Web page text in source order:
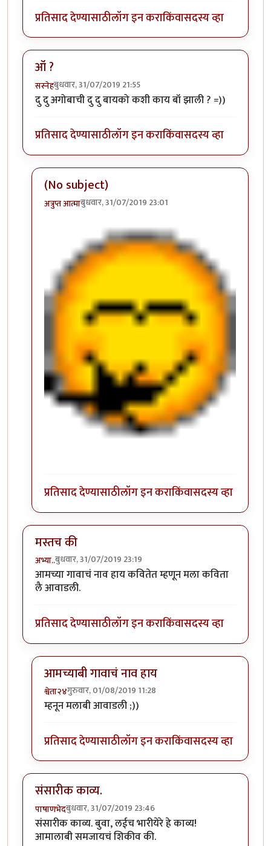
प्रतिसाद देण्यासाठीलॉग इन कराकिंवासदस्य व्हा
ऑं ?
सस्नेहबुधवार, 31/07/2019 21:55
दु दु अगोबाची दु दु बायको कशी काय बॉ झाली ? =))
प्रतिसाद देण्यासाठीलॉग इन कराकिंवासदस्य व्हा
(No subject)
अत्रुप्त आत्माबुधवार, 31/07/2019 23:01
प्रतिसाद देण्यासाठीलॉग इन कराकिंवासदस्य व्हा
मस्तच की
अभ्या..बुधवार, 31/07/2019 23:19
आमच्या गावाचं नाव हाय कवितेत म्हणून मला कविता
लै आवाडली.
प्रतिसाद देण्यासाठीलॉग इन कराकिंवासदस्य व्हा
आमच्याबी गावाचं नाव हाय
श्वेता२४गुरुवार, 01/08/2019 11:28
In reply toमस्तच कीby
म्हनून मलाबी आवाडली ;))
प्रतिसाद देण्यासाठीलॉग इन कराकिंवासदस्य व्हा
संसारीक काव्य.
पाषाणभेदबुधवार, 31/07/2019 23:46
संसारीक काव्य. बुवा, लईच भारीयेरे हे काव्य!
आमालाबी समजायचं शिकीव की.